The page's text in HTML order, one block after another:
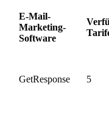
E-Mail-
Marketing-
Software
GetResponse 5